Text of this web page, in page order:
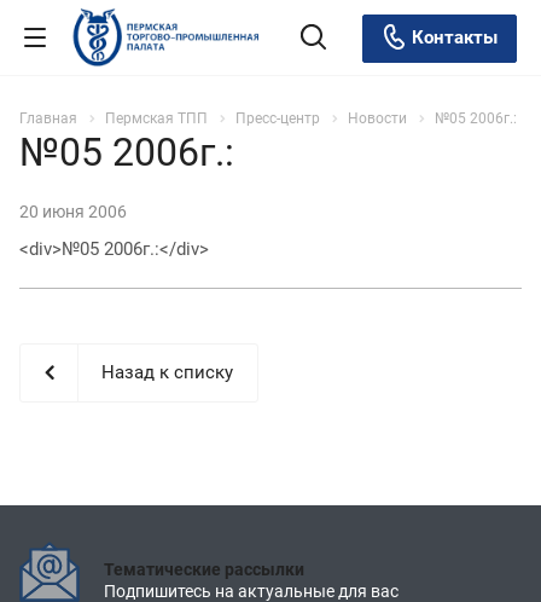
Контакты
Главная Пермская ТПП Пресс-центр Новости №05 2006г.:
№05 2006г.:
20 июня 2006
<div>№05 2006г.:</div>
Назад к списку
Тематические рассылки
Подпишитесь на актуальные для вас